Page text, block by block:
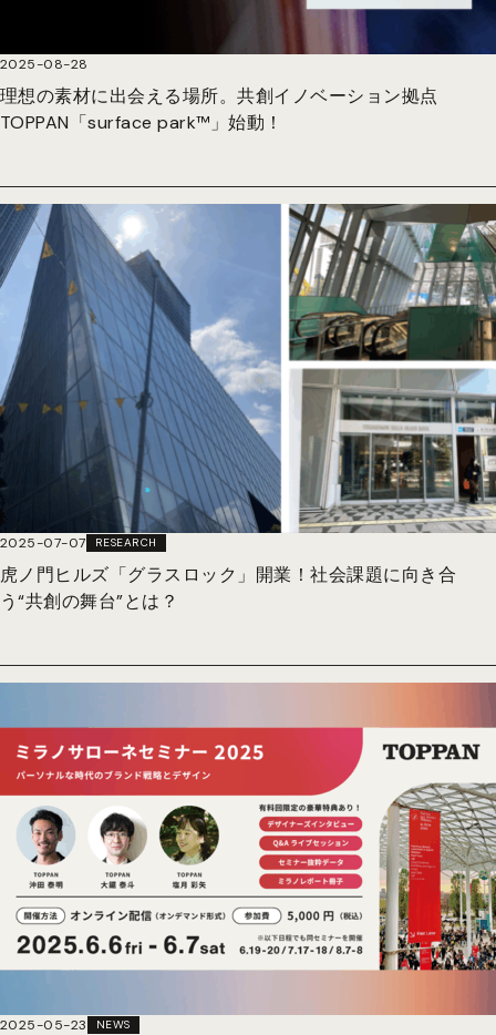
2025-08-28
理想の素材に出会える場所。共創イノベーション拠点
TOPPAN「surface park™」始動！
2025-07-07 RESEARCH
虎ノ門ヒルズ「グラスロック」開業！社会課題に向き合
う“共創の舞台”とは？
2025-05-23 NEWS